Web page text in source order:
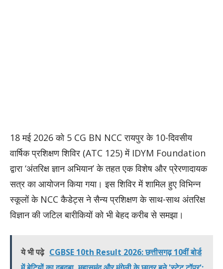
​18 मई 2026 को 5 CG BN NCC रायपुर के 10-दिवसीय
वार्षिक प्रशिक्षण शिविर (ATC 125) में IDYM Foundation
द्वारा ‘अंतरिक्ष ज्ञान अभियान’ के तहत एक विशेष और प्रेरणादायक
सत्र का आयोजन किया गया। इस शिविर में शामिल हुए विभिन्न
स्कूलों के NCC कैडेट्स ने सैन्य प्रशिक्षण के साथ-साथ अंतरिक्ष
विज्ञान की जटिल बारीकियों को भी बेहद करीब से समझा।
ये भी पढ़े CGBSE 10th Result 2026: छत्तीसगढ़ 10वीं बोर्ड